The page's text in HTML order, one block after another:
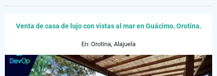
Venta de casa de lujo con vistas al mar en Guácimo, Orotina.
En: Orotina, Alajuela